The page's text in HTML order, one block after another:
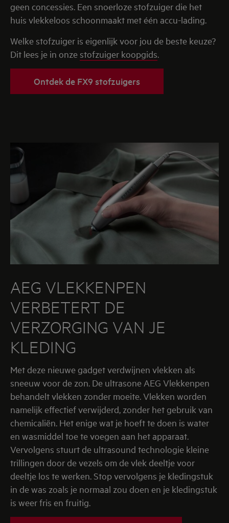
geen concessies. Een snoerloze stofzuiger die het
huis vlekkeloos schoonmaakt met één accu-lading.
Welke stofzuiger is eigenlijk voor jou de beste keuze?
Dit lees je in onze stofzuiger koopgids.
Ontdek de FX9 stofzuigers
AEG VLEKKENPEN
VERBETERT DE
VERZORGING VAN JE
KLEDING
Met deze nieuwe gadget verdwijnen vlekken als
sneeuw voor de zon. De ultrasone AEG Vlekkenpen
behandelt vlekken zonder moeite. Vlekken worden
namelijk effectief verwijderd, zonder het gebruik van
chemicaliën. Het enige wat je hoeft te doen is water
en wasmiddel toe te voegen aan het apparaat.
Vervolgens stuurt de ultrasound technologie kleine
trillingen door de vezels om de vlek deeltje voor
deeltje los te werken. Stop vervolgens je kledingstuk
in de was zoals je normaal zou doen en je kledingstuk
is weer fris en fruitig.